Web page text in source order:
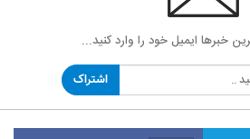
خبرها ایمیل خود را وارد کنید...
اشتراک